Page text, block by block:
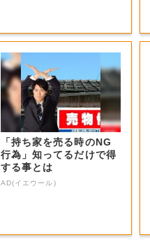
「持ち家を売る時のNG
行為」知ってるだけで得
する事とは
AD(イエウール)